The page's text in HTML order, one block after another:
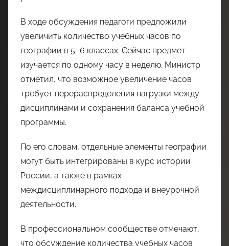
В ходе обсуждения педагоги предложили
увеличить количество учебных часов по
географии в 5–6 классах. Сейчас предмет
изучается по одному часу в неделю. Министр
отметил, что возможное увеличение часов
требует перераспределения нагрузки между
дисциплинами и сохранения баланса учебной
программы.
По его словам, отдельные элементы географии
могут быть интегрированы в курс истории
России, а также в рамках
междисциплинарного подхода и внеурочной
деятельности.
В профессиональном сообществе отмечают,
что обсуждение количества учебных часов